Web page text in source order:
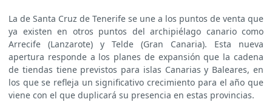
La de Santa Cruz de Tenerife se une a los puntos de venta que
ya existen en otros puntos del archipiélago canario como
Arrecife (Lanzarote) y Telde (Gran Canaria). Esta nueva
apertura responde a los planes de expansión que la cadena
de tiendas tiene previstos para islas Canarias y Baleares, en
los que se refleja un significativo crecimiento para el año que
viene con el que duplicará su presencia en estas provincias.